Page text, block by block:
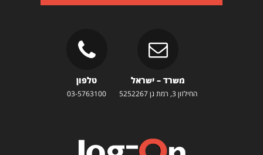
משרד – ישראל
החילזון 3, רמת גן 5252267
טלפון
03-5763100